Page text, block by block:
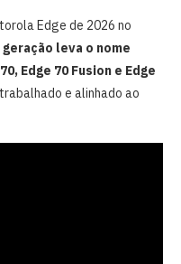
Edge de 2026 no
geração leva o nome
Edge 70 Fusion e Edge
e alinhado ao